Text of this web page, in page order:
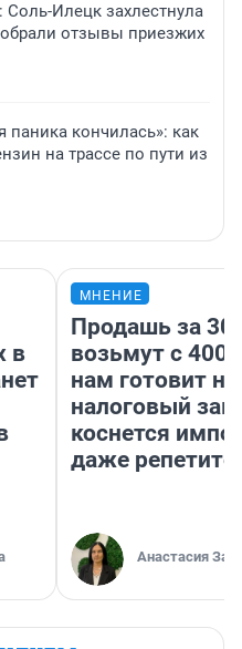
Соль-Илецк захлестнула
отзывы приезжих
паника кончилась»: как
на трассе по пути из
в
МНЕНИЕ
Продашь за
возьмут с
нам готовит
налоговый
коснется
даже
Анастасия